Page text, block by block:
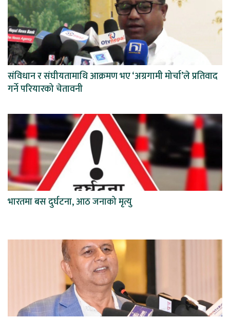
संविधान र संघीयतामाथि आक्रमण भए ‘अग्रगामी मोर्चा’ले प्रतिवाद
गर्ने परियारको चेतावनी
भारतमा बस दुर्घटना, आठ जनाको मृत्यु